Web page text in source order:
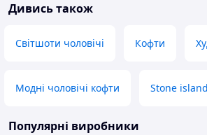
Дивись також
Світшоти чоловічі Кофти
Модні чоловічі кофти Stone
Популярні виробники